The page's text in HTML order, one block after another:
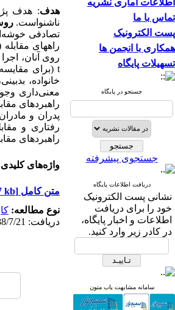
اطلاعات آماری نشریه
تماس با ما
پست الکترونیک
همکاری با انجمن ها
تسهیلات پایگاه
جستجو در پایگاه
جستجوی پیشرفته
دریافت اطلاعات پایگاه
نشانی پست الکترونیک
خود را برای دریافت
اطلاعات و اخبار پایگاه،
در کادر زیر وارد کنید.
سامانه مشابهت یاب متون
هدف: هدف
ناشنواست.
روی آنان،
t(برای
خانواده،
معنی‌داری
راهبردهای
پدران و
رفتاری و
راهبردهای
واژه‌های
متن کامل [PDF 187 kb]
نوع مطالعه:
دریافت: 1388/7/21 | پذیرش: 1389/3/2 | انتشار: 1389/6/30